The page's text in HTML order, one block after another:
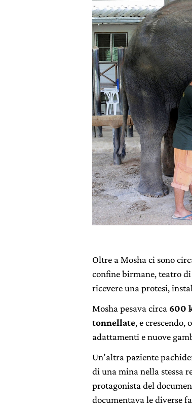
Oltre a Mosha ci sono
confine birmane, teatro
ricevere una protesi,
Mosha pesava circa 600
tonnellate, e
adattamenti e nuove
Un’altra paziente
di una mina nella stessa
protagonista del
documentava le diverse